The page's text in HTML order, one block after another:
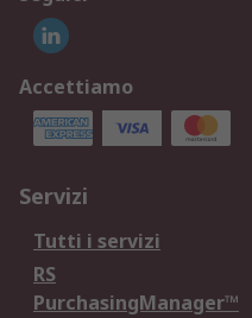
Accettiamo
Servizi
Tutti i servizi
RS
PurchasingManager™